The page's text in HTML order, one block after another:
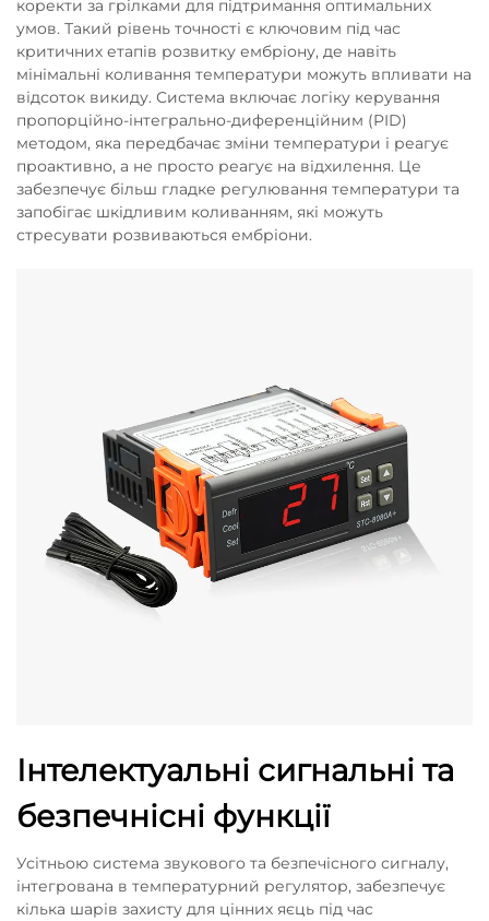
коректи за грілками для підтримання оптимальних
умов. Такий рівень точності є ключовим під час
критичних етапів розвитку ембріону, де навіть
мінімальні коливання температури можуть впливати на
відсоток викиду. Система включає логіку керування
пропорційно-інтегрально-диференційним (PID)
методом, яка передбачає зміни температури і реагує
проактивно, а не просто реагує на відхилення. Це
забезпечує більш гладке регулювання температури та
запобігає шкідливим коливанням, які можуть
стресувати розвиваються ембріони.
Інтелектуальні сигнальні та
безпечнісні функції
Усітньою система звукового та безпечісного сигналу,
інтегрована в температурний регулятор, забезпечує
кілька шарів захисту для цінних яєць під час